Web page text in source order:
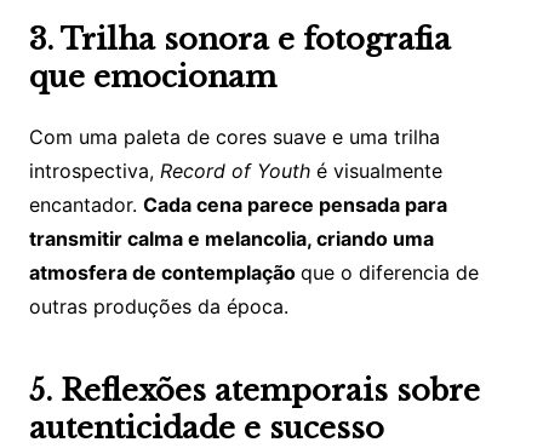
3. Trilha sonora e fotografia
que emocionam
Com uma paleta de cores suave e uma trilha
introspectiva, Record of Youthé visualmente
encantador. Cada cena parece pensada para
transmitir calma e melancolia, criando uma
atmosfera de contemplação que o diferencia de
outras produções da época.
5. Reflexões atemporais sobre
autenticidade e sucesso